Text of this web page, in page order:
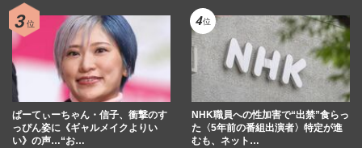
ぱーてぃーちゃん・信子、衝撃のす
っぴん姿に《ギャルメイクよりい
い》の声…“お…
NHK職員への性加害で“出禁”食らっ
た〈5年前の番組出演者〉特定が進
むも、ネット…